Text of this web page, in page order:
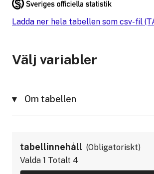
Ladda ner hela tabellen som csv-fil
Välj variabler
Om tabellen
tabellinnehåll
Obligatoriskt
Valda 1 Totalt 4